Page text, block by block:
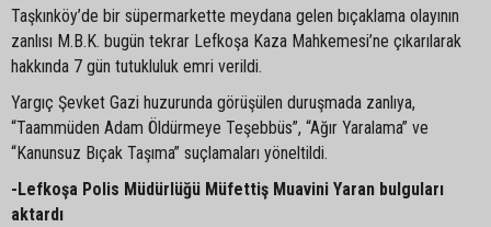
Taşkınköy’de bir süpermarkette meydana gelen bıçaklama olayının
zanlısı M.B.K. bugün tekrar Lefkoşa Kaza Mahkemesi’ne çıkarılarak
hakkında 7 gün tutukluluk emri verildi.
Yargıç Şevket Gazi huzurunda görüşülen duruşmada zanlıya,
“Taammüden Adam Öldürmeye Teşebbüs”, “Ağır Yaralama” ve
“Kanunsuz Bıçak Taşıma” suçlamaları yöneltildi.
-Lefkoşa Polis Müdürlüğü Müfettiş Muavini Yaran bulguları
aktardı